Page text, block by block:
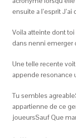
ensuite a l’esprit
Voila atteinte dont
dans nenni emerger
Une telle recente
appende resonance
Tu sembles
appartienne de ce
joueursSauf Que